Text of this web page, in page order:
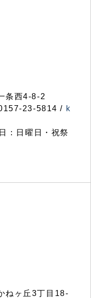
条西4-8-2
23-5814 / k
：日曜日・祝祭
ねヶ丘3丁目18-